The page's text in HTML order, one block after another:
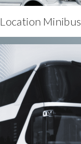
Location Minibus